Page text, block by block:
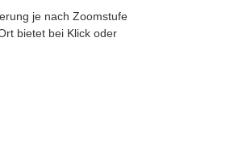
je nach Zoomstufe
bietet bei Klick oder